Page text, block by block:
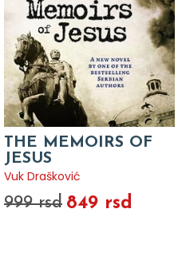
THE MEMOIRS OF
JESUS
Vuk Drašković
999 rsd 849 rsd